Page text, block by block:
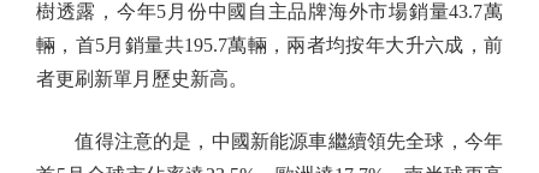
樹透露，今年5月份中國自主品牌海外市場銷量43.7萬
輛，首5月銷量共195.7萬輛，兩者均按年大升六成，前
者更刷新單月歷史新高。
值得注意的是，中國新能源車繼續領先全球，今年